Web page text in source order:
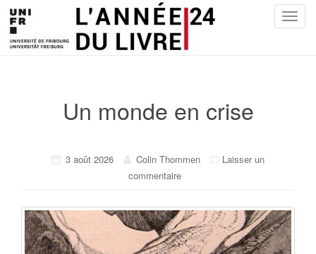
T
t
i
o
Un monde en crise
3 août 2026 Colin Thommen
Laisser un
commentaire